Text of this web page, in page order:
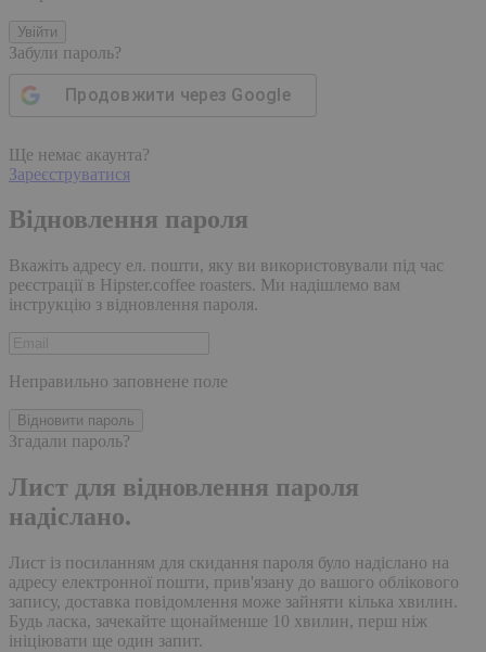
Увійти
Забули пароль?
Продовжити через Google
Ще немає акаунта?
Зареєструватися
Відновлення пароля
Вкажіть адресу ел. пошти, яку ви використовували під час
реєстрації в Hipster.coffee roasters. Ми надішлемо вам
інструкцію з відновлення пароля.
Неправильно заповнене поле
Відновити пароль
Згадали пароль?
Лист для відновлення пароля
надіслано.
Лист із посиланням для скидання пароля було надіслано на
адресу електронної пошти, прив'язану до вашого облікового
запису, доставка повідомлення може зайняти кілька хвилин.
Будь ласка, зачекайте щонайменше 10 хвилин, перш ніж
ініціювати ще один запит.